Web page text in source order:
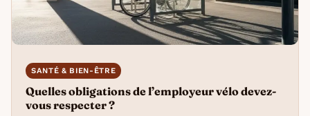
SANTÉ & BIEN-ÊTRE
Quelles obligations de l’employeur vélo devez-
vous respecter ?